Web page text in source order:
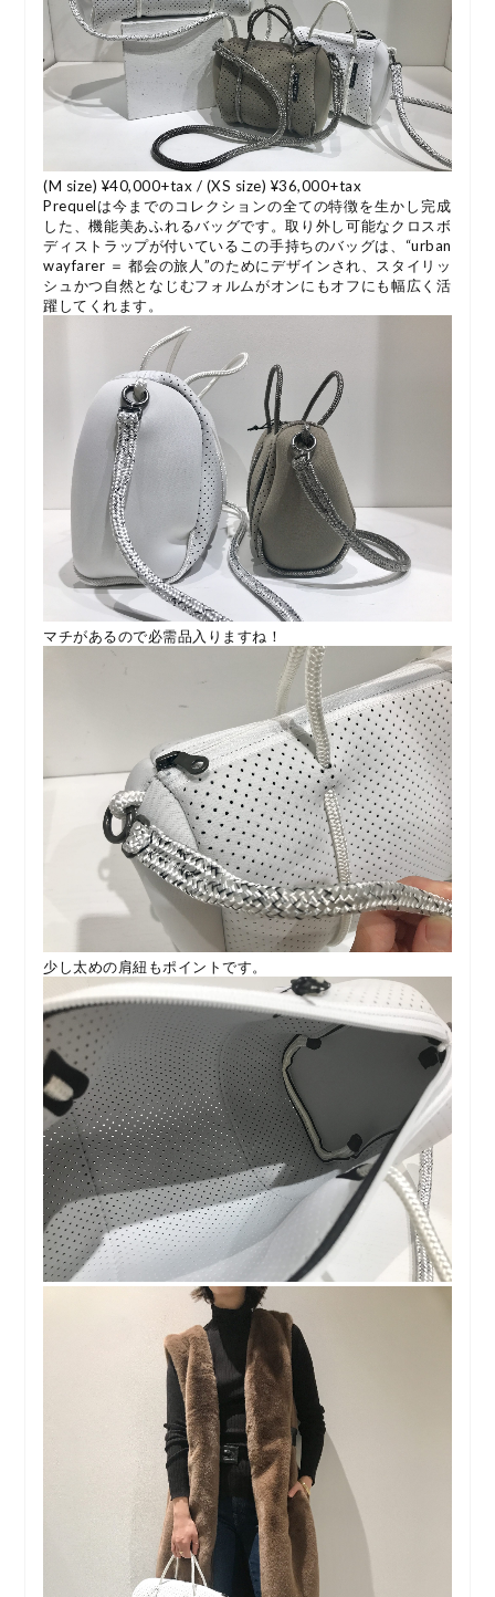
(M size) ¥40,000+tax / (XS size) ¥36,000+tax
Prequelは今までのコレクションの全ての特徴を生かし完成
した、機能美あふれるバッグです。取り外し可能なクロスボ
ディストラップが付いているこの手持ちのバッグは、“urban
wayfarer ＝ 都会の旅人”のためにデザインされ、スタイリッ
シュかつ自然となじむフォルムがオンにもオフにも幅広く活
躍してくれます。
マチがあるので必需品入りますね！
少し太めの肩紐もポイントです。